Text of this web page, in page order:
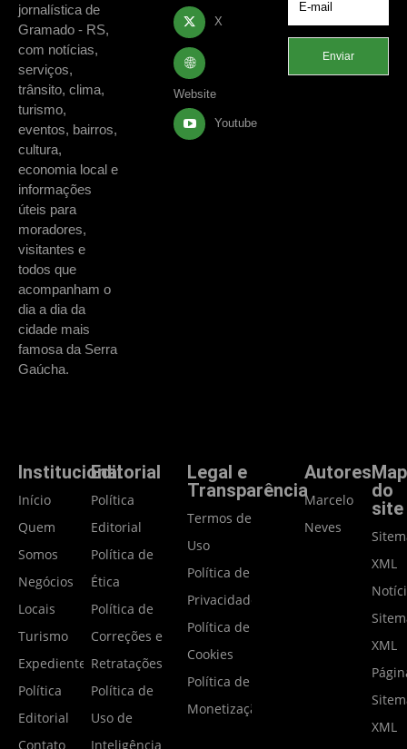
jornalística de
Gramado - RS,
com notícias,
serviços,
trânsito, clima,
turismo,
eventos, bairros,
cultura,
economia local e
informações
úteis para
moradores,
visitantes e
todos que
acompanham o
dia a dia da
cidade mais
famosa da Serra
Gaúcha.
X
Website
Youtube
Enviar
Institucional
Início
Quem
Somos
Negócios
Locais
Turismo
Expediente
Política
Editorial
Contato
Editorial
Política
Editorial
Política de
Ética
Política de
Correções e
Retratações
Política de
Uso de
Inteligência
Legal e
Transparência
Termos de
Uso
Política de
Privacidade
Política de
Cookies
Política de
Monetização
Autores
Marcelo
Neves
do
site
XML
XML
XML